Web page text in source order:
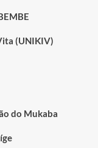
(UNIKIV)
do Mukaba